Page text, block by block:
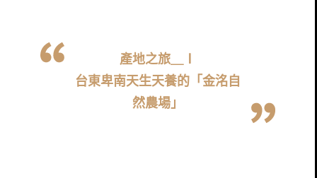
產地之旅＿Ⅰ
台東卑南天生天養的「金洺自
然農場」